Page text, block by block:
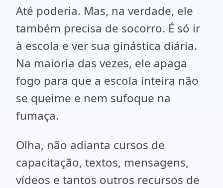
Até poderia. Mas, na verdade, ele
também precisa de socorro. É só ir
à escola e ver sua ginástica diária.
Na maioria das vezes, ele apaga
fogo para que a escola inteira não
se queime e nem sufoque na
fumaça.
Olha, não adianta cursos de
capacitação, textos, mensagens,
vídeos e tantos outros recursos de